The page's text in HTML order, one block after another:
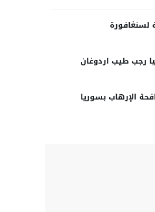
لسنغافورة
رجب طيب اردوغان
الإرهاب بسوريا